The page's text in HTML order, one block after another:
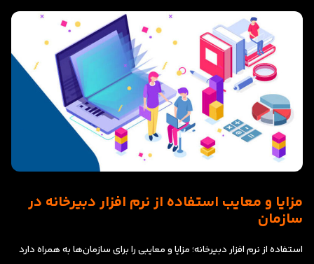
مزایا و معایب استفاده از نرم افزار دبیرخانه در
سازمان
استفاده از نرم افزار دبیرخانه؛ مزایا و معایبی را برای سازمان‌ها به همراه دارد